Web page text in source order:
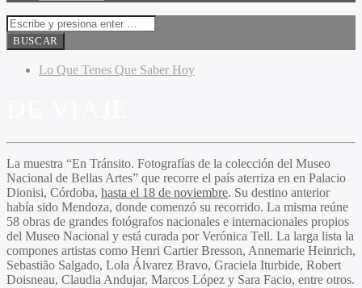
Lo Que Tenes Que Saber Hoy
La muestra “En Tránsito. Fotografías de la colección del Museo
Nacional de Bellas Artes” que recorre el país aterriza en en Palacio
Dionisi, Córdoba, hasta el 18 de noviembre. Su destino anterior
había sido Mendoza, donde comenzó su recorrido. La misma reúne
58 obras de grandes fotógrafos nacionales e internacionales propios
del Museo Nacional y está curada por Verónica Tell. La larga lista la
compones artistas como Henri Cartier Bresson, Annemarie Heinrich,
Sebastião Salgado, Lola Álvarez Bravo, Graciela Iturbide, Robert
Doisneau, Claudia Andujar, Marcos López y Sara Facio, entre otros.